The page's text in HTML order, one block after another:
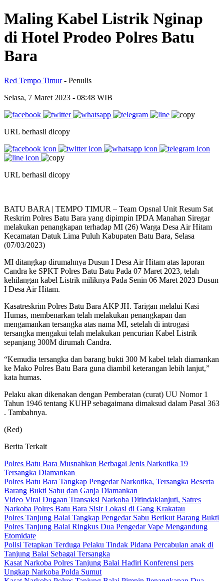
Maling Kabel Listrik Nginap
di Hotel Prodeo Polres Batu
Bara
Red Tempo Timur - Penulis
Selasa, 7 Maret 2023 - 08:48 WIB
URL berhasil dicopy
URL berhasil dicopy
BATU BARA | TEMPO TIMUR – Team Opsnal Unit Resum Sat
Reskrim Polres Batu Bara yang dipimpin IPDA Manahan Siregar
melakukan penangkapan terhadap MI (26) Warga Desa Air Hitam
Kecamatan Datuk Lima Puluh Kabupaten Batu Bara, Selasa
(07/03/2023)
MI ditangkap dirumahnya Dusun I Desa Air Hitam atas laporan
Candra ke SPKT Polres Batu Batu Pada 07 Maret 2023, telah
kehilangan kabel Listrik miliknya Pada Senin 06 Maret 2023 Dusun
I Desa Air Hitam.
Kasatreskrim Polres Batu Bara AKP JH. Tarigan melalui Kasi
Humas, membenarkan telah melakukan penangkapan dan
mengamankan tersangka atas nama MI, setelah di introgasi
tersangka mengakui telah melakukan pencurian Kabel Listrik
sepanjang 300M dirumah Candra.
“Kemudia tersangka dan barang bukti 300 M kabel telah diamankan
ke Mako Polres Batu Bara guna diambil keterangan lebih lanjut,”
kata humas.
Pelaku akan dikenakan dengan Pemberatan (curat) UU Nomor 1
Tahun 1946 tentang KUHP sebagaimana dimaksud dalam Pasal 363
. Tambahnya.
(Red)
Berita Terkait
Polres Batu Bara Musnahkan Berbagai Jenis Narkotika 19
Tersangka Diamankan
Polres Batu Bara Tangkap Pengedar Narkotika, Tersangka Beserta
Barang Bukti Sabu dan Ganja Diamankan
Video Viral Dugaan Transaksi Narkoba Ditindaklanjuti, Satres
Narkoba Polres Batu Bara Sisir Lokasi di Gang Krakatau
Polres Tanjung Balai Tangkap Pengedar Sabu Berikut Barang Bukti
Polres Tanjung Balai Ringkus Dua Pengedar Vape Mengandung
Etomidate
Polisi Tetapkan Terduga Pelaku Tindak Pidana Percabulan anak di
Tanjung Balai Sebagai Tersangka
Kasat Narkoba Polres Tanjung Balai Hadiri Konferensi pers
Ungkap Narkoba Polda Sumut